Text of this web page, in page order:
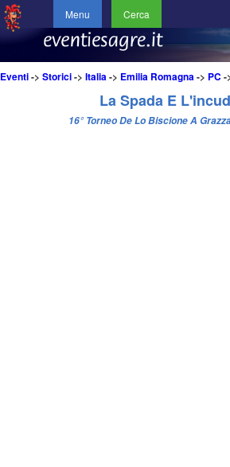
Menu Cerca
Eventi-> Storici-> Italia-> Emilia Romagna-> PC -
La Spada E
16° Torneo De Lo Biscione A